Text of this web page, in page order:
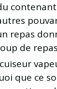
repas
de
que ce